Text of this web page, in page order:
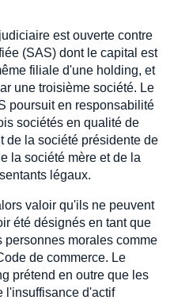
est ouverte contre
(SAS) dont le capital est
filiale d'une holding, et
une troisième société. Le
poursuit en responsabilité
sociétés en qualité de
de la société présidente de
la société mère et de la
légaux.
valoir qu'ils ne peuvent
été désignés en tant que
personnes morales comme
de commerce. Le
prétend en outre que les
l'insuffisance d'actif